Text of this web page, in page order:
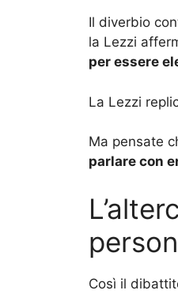
Il diverbio
la Lezzi
per essere
La Lezzi
Ma pensate
parlare con
Così il